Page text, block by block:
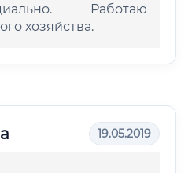
Работаю
хозяйства.
19.05.2019